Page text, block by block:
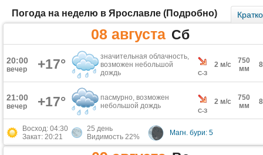
Погода на неделю в Ярославле (Подробно) Кратко
08 августа Сб
20:00
вечер +17°
значительная облачность,
возможен небольшой
дождь
С-З
2 м/с
750
мм
21:00
вечер +17°
пасмурно, возможен
небольшой дождь
С-З
2 м/с
750
мм
Восход: 04:30
Закат: 20:21
25 день
Видимость 22%
Магн. бури: 5